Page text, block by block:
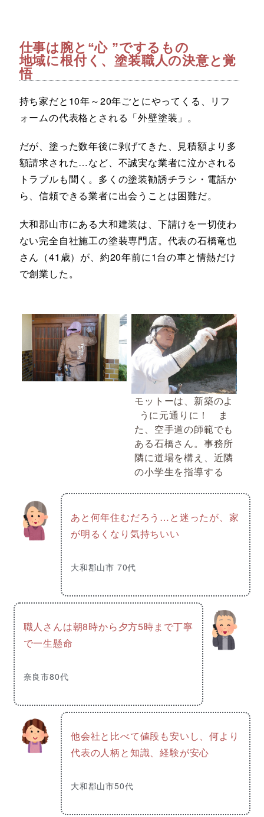
仕事は腕と“心 ”でするもの
地域に根付く、塗装職人の決意と覚
悟
持ち家だと10年～20年ごとにやってくる、リフ
ォームの代表格とされる「外壁塗装」。
だが、塗った数年後に剥げてきた、見積額より多
額請求された…など、不誠実な業者に泣かされる
トラブルも聞く。多くの塗装勧誘チラシ・電話か
ら、信頼できる業者に出会うことは困難だ。
大和郡山市にある大和建装は、下請けを一切使わ
ない完全自社施工の塗装専門店。代表の石橋竜也
さん（41歳）が、約20年前に1台の車と情熱だけ
で創業した。
モットーは、新築のよ
うに元通りに！ ま
た、空手道の師範でも
ある石橋さん。事務所
隣に道場を構え、近隣
の小学生を指導する
あと何年住むだろう…と迷ったが、家
が明るくなり気持ちいい
大和郡山市 70代
職人さんは朝8時から夕方5時まで丁寧
で一生懸命
奈良市80代
他会社と比べて値段も安いし、何より
代表の人柄と知識、経験が安心
大和郡山市50代